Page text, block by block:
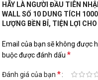
HÃY LÀ NGƯỜI ĐẦU TIÊN
WALL SỐ 10 DUNG TÍCH
LƯỢNG BỀN BỈ, TIỆN LỢI
Email của bạn sẽ không được
buộc được đánh dấu *
Đánh giá của bạn *